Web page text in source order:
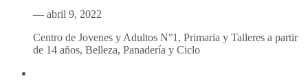
— abril 9, 2022
Centro de Jovenes y Adultos N°1, Primaria y Talleres a partir
de 14 años, Belleza, Panadería y Ciclo